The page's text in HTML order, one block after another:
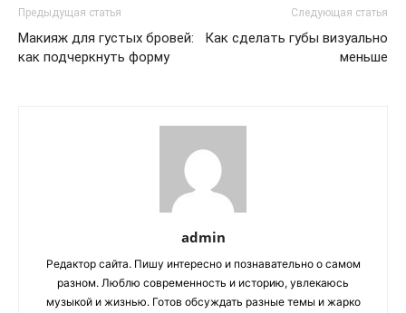
Предыдущая статья
Макияж для густых бровей:
как подчеркнуть форму
Следующая статья
Как сделать губы визуально
меньше
admin
Редактор сайта. Пишу интересно и познавательно о самом
разном. Люблю современность и историю, увлекаюсь
музыкой и жизнью. Готов обсуждать разные темы и жарко